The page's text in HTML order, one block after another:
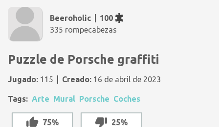
Beeroholic
100
335 rompecabezas
Puzzle de Porsche graffiti
Jugado: 115 Creado: 16 de abril de 2023
Tags: Arte Mural Porsche Coches
75% 25%